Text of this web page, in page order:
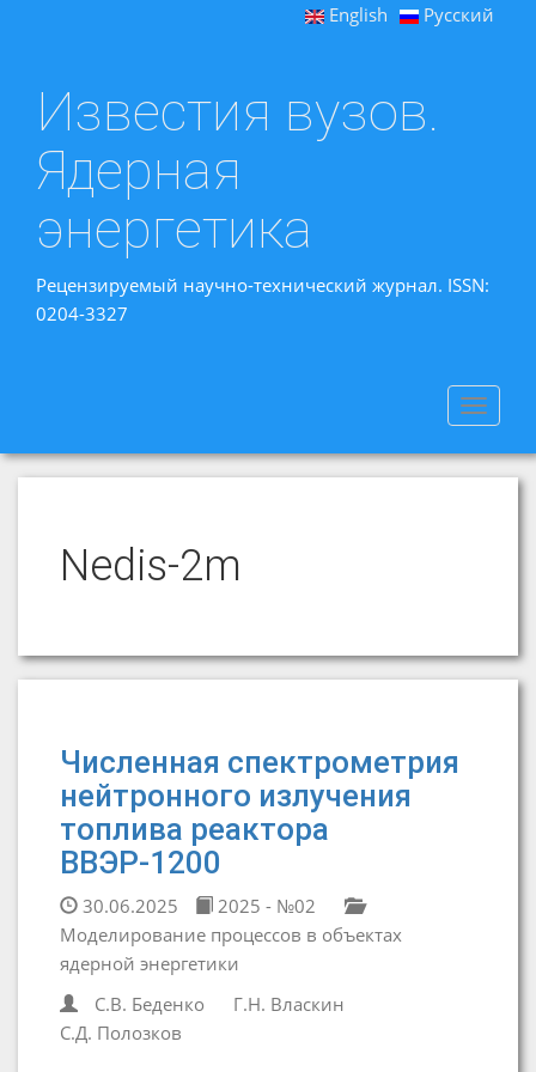
English Русский
Известия вузов.
Ядерная
энергетика
Рецензируемый научно-технический журнал. ISSN:
0204-3327
Toggle
Nedis-2m
Численная спектрометрия
нейтронного излучения
топлива реактора
ВВЭР-1200
30.06.2025
2025 - №02
Моделирование процессов в объектах
ядерной энергетики
С.В. Беденко
Г.Н. Власкин
С.Д. Полозков